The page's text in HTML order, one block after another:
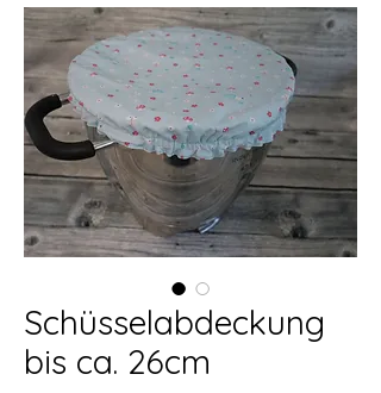
Schüsselabdeckung
bis ca. 26cm